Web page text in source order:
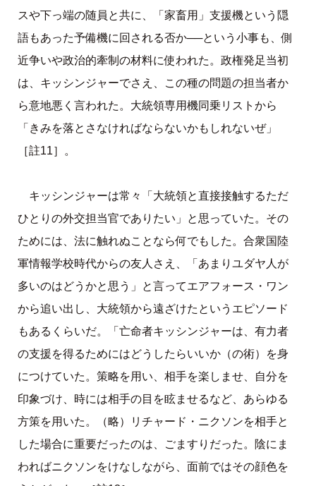
スや下っ端の随員と共に、「家畜用」支援機という隠
語もあった予備機に回される否か──という小事も、側
近争いや政治的牽制の材料に使われた。政権発足当初
は、キッシンジャーでさえ、この種の問題の担当者か
ら意地悪く言われた。大統領専用機同乗リストから
「きみを落とさなければならないかもしれないぜ」
［註11］。
キッシンジャーは常々「大統領と直接接触するただ
ひとりの外交担当官でありたい」と思っていた。その
ためには、法に触れぬことなら何でもした。合衆国陸
軍情報学校時代からの友人さえ、「あまりユダヤ人が
多いのはどうかと思う」と言ってエアフォース・ワン
から追い出し、大統領から遠ざけたというエピソード
もあるくらいだ。「亡命者キッシンジャーは、有力者
の支援を得るためにはどうしたらいいか（の術）を身
につけていた。策略を用い、相手を楽しませ、自分を
印象づけ、時には相手の目を眩ませるなど、あらゆる
方策を用いた。（略）リチャード・ニクソンを相手と
した場合に重要だったのは、ごますりだった。陰にま
わればニクソンをけなしながら、面前ではその顔色を